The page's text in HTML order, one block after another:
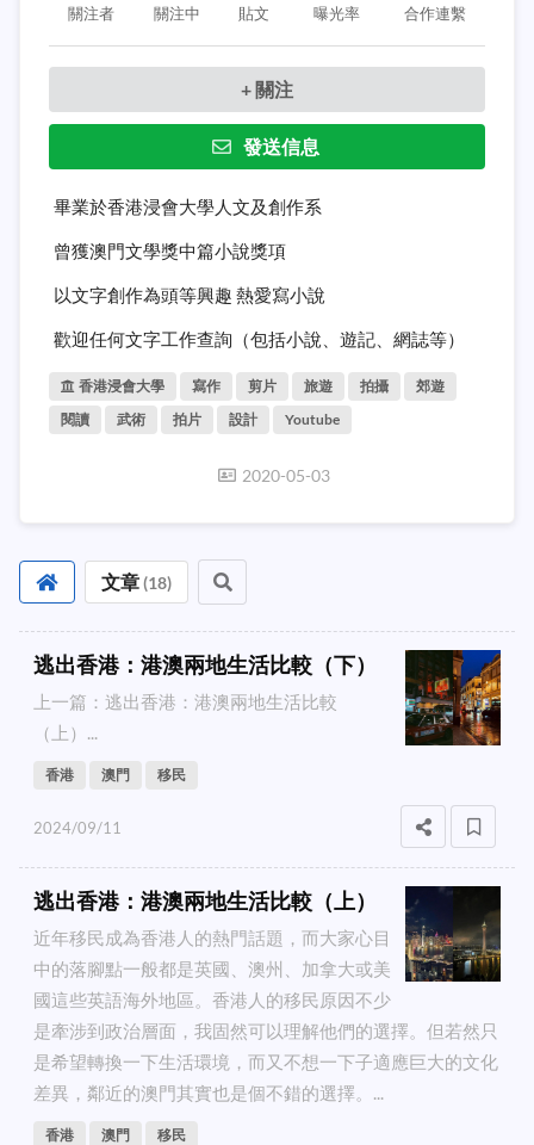
關注者 關注中 貼文 曝光率 合作連繫
+ 關注
發送信息
畢業於香港浸會大學人文及創作系
曾獲澳門文學獎中篇小說獎項
以文字創作為頭等興趣 熱愛寫小說
歡迎任何文字工作查詢（包括小說、遊記、網誌等）
香港浸會大學 寫作 剪片 旅遊 拍攝
郊遊
閱讀
武術 拍片 設計 Youtube
2020-05-03
文章(18)
逃出香港：港澳兩地生活比較（下）
上一篇：逃出香港：港澳兩地生活比較
（上）...
香港 澳門 移民
2024/09/11
逃出香港：港澳兩地生活比較（上）
近年移民成為香港人的熱門話題，而大家心目
中的落腳點一般都是英國、澳州、加拿大或美
國這些英語海外地區。香港人的移民原因不少
是牽涉到政治層面，我固然可以理解他們的選擇。但若然只
是希望轉換一下生活環境，而又不想一下子適應巨大的文化
差異，鄰近的澳門其實也是個不錯的選擇。...
香港 澳門 移民